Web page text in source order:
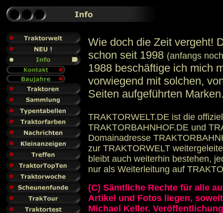
Wie doch die Zeit vergeht!
schon seit 1998 (anfangs
1988 beschäftige ich mich
vorwiegend mit solchen,
Seiten aufgeführten
TRAKTORWELT.DE ist die
TRAKTORBAHNHOF.DE und
Domainadresse
zur TRAKTORWELT
bleibt auch weiterhin bestehen,
nur als Weiterleitung auf
(C) Sämtliche Rechte für alle
Artikel und Fotos liegen,
Michael Keller.